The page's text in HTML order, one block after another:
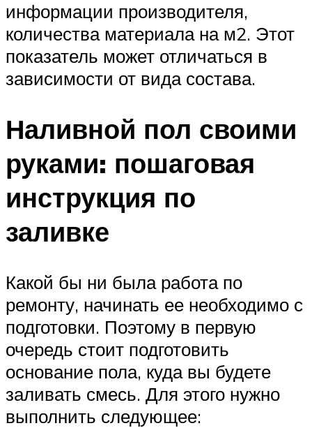
информации производителя,
количества материала на м2. Этот
показатель может отличаться в
зависимости от вида состава.
Наливной пол своими
руками: пошаговая
инструкция по
заливке
Какой бы ни была работа по
ремонту, начинать ее необходимо с
подготовки. Поэтому в первую
очередь стоит подготовить
основание пола, куда вы будете
заливать смесь. Для этого нужно
выполнить следующее: